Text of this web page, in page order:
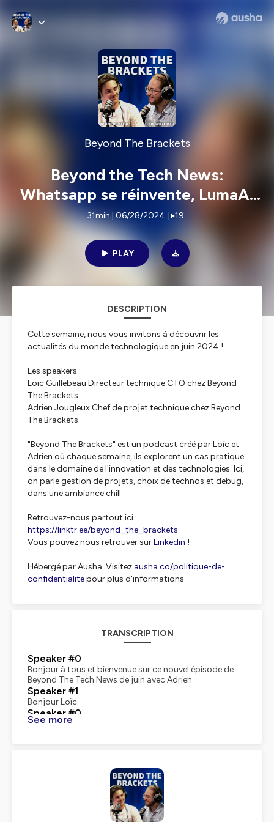
Beyond The Brackets
Beyond the Tech News:
Whatsapp se réinvente, LumaAI
concurrence OpenAI et bien plus !
31min | 06/28/2024 19
PLAY
DESCRIPTION
Cette semaine, nous vous invitons à découvrir les
actualités du monde technologique en juin 2024 !
Les speakers :
Loïc Guillebeau Directeur technique CTO chez Beyond
The Brackets
Adrien Jougleux Chef de projet technique chez Beyond
The Brackets
"Beyond The Brackets" est un podcast créé par Loïc et
Adrien où chaque semaine, ils explorent un cas pratique
dans le domaine de l'innovation et des technologies. Ici,
on parle gestion de projets, choix de technos et debug,
dans une ambiance chill.
Retrouvez-nous partout ici :
https://linktr.ee/beyond_the_brackets
Vous pouvez nous retrouver surLinkedin !
Hébergé par Ausha. Visitez ausha.co/politique-de-
confidentialitepour plus d'informations.
TRANSCRIPTION
Speaker #0
Bonjour à tous et bienvenue sur ce nouvel épisode de
Beyond The Tech News de juin avec Adrien.
Speaker #1
Bonjour Loïc.
Speaker #0
ça fait plaisir de se retrouver pour un nouveau Beyond
de pouvoir débattre quand même un peu parce qu'il
s'est passé, encore une fois,
plein de choses en juin ça s'arrête jamais effectivement
tant mieux Il y a toujours de l'actu, donc ça nous
See more